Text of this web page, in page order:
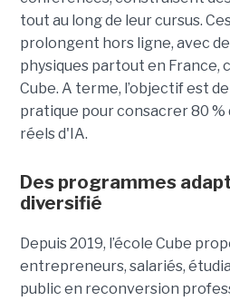
tout au long de leur cursus.
prolongent hors ligne, avec
physiques partout en France,
Cube. A terme, l’objectif est
pratique pour consacrer 80
réels d'IA.
Des programmes
diversifié
Depuis 2019, l’école Cube
entrepreneurs, salariés,
public en reconversion